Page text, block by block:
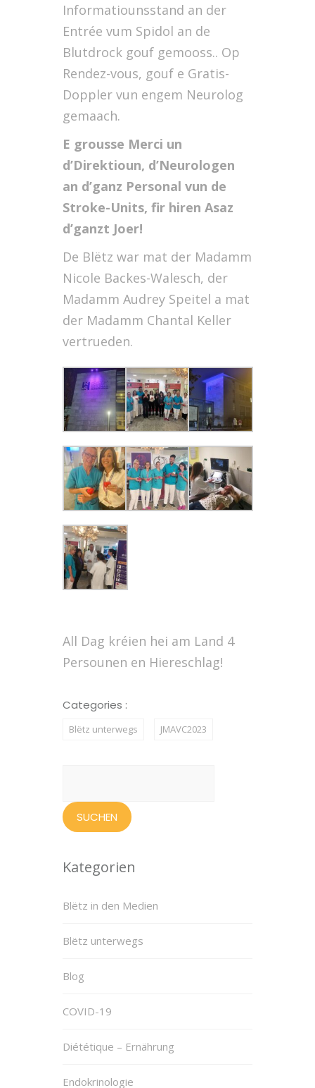
Informatiounsstand an der
Entrée vum Spidol an de
Blutdrock gouf gemooss.. Op
Rendez-vous, gouf e Gratis-
Doppler vun engem Neurolog
gemaach.
E grousse Merci un
d’Direktioun, d’Neurologen
an d’ganz Personal vun de
Stroke-Units, fir hiren Asaz
d’ganzt Joer!
De Blëtz war mat der Madamm
Nicole Backes-Walesch, der
Madamm Audrey Speitel a mat
der Madamm Chantal Keller
vertrueden.
All Dag kréien hei am Land 4
Persounen en Hiereschlag!
Categories :
Blëtz unterwegs JMAVC2023
Kategorien
Blëtz in den Medien
Blëtz unterwegs
Blog
COVID-19
Diététique – Ernährung
Endokrinologie